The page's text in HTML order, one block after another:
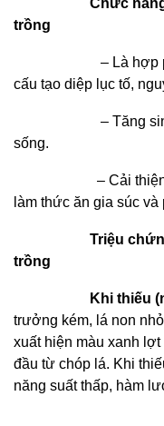
Chức năng của
trồng
– Là hợp phần
cấu tạo diệp lục tố,
– Tăng sinh
sống.
– Cải thiện chất
làm thức ăn gia súc
Triệu chứng
trồng
Khi thiếu
trưởng kém, lá non
xuất hiện màu xanh
đầu từ chóp lá. Khi
năng suất thấp, hàm